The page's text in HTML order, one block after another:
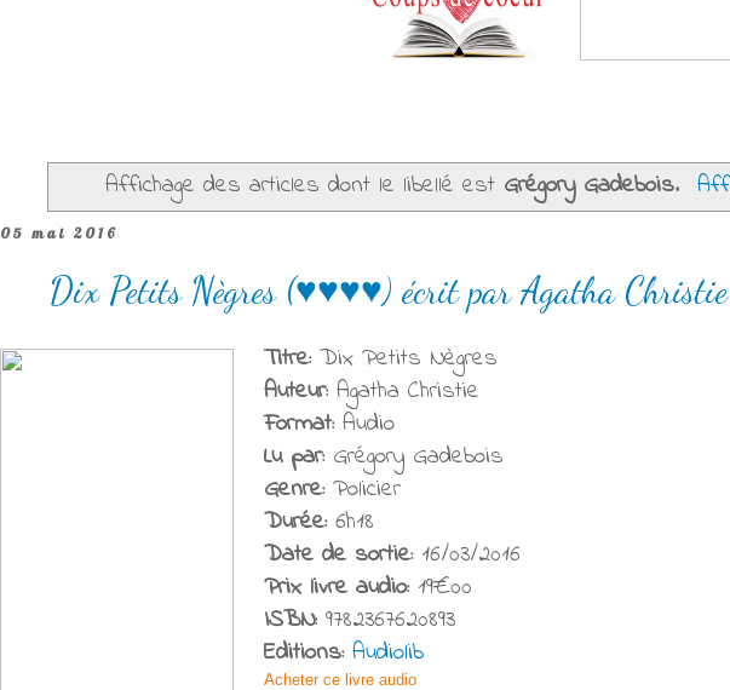
Affichage des articles dont le libellé est Grégory Gadebois.
05 mai 2016
Dix Petits Nègres (♥♥♥♥) écrit par Agatha
Titre: Dix Petits Nègres
Auteur: Agatha Christie
Format: Audio
Lu par: Grégory Gadebois
Genre: Policier
Durée: 6h18
Date de sortie: 16/03/2016
Prix livre audio: 19€00
ISBN: 9782367620893
Editions: Audiolib
Acheter ce livre audio